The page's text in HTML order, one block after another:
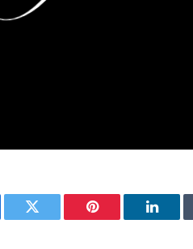
Twitter Pinterest